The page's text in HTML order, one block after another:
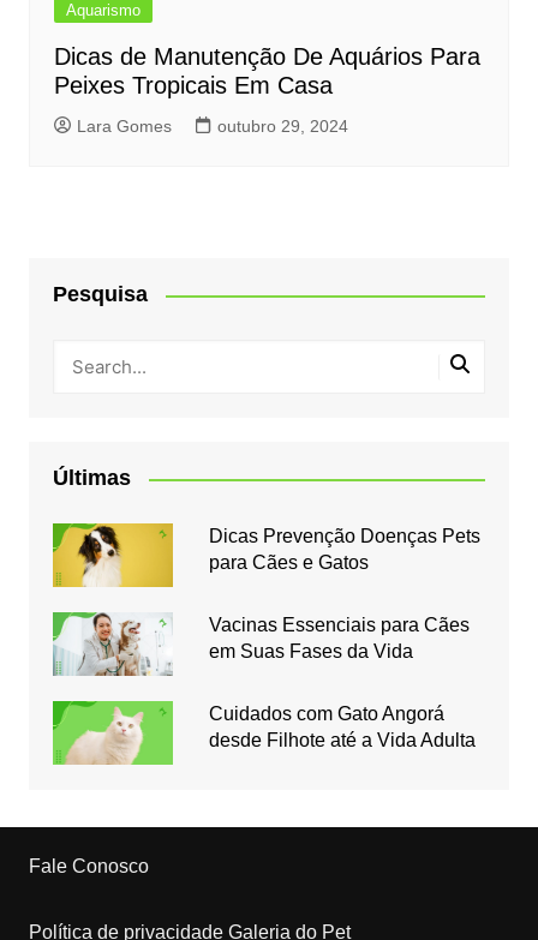
Aquarismo
Dicas de Manutenção De Aquários Para
Peixes Tropicais Em Casa
Lara Gomes outubro 29, 2024
Pesquisa
Últimas
Dicas Prevenção Doenças Pets
para Cães e Gatos
Vacinas Essenciais para Cães
em Suas Fases da Vida
Cuidados com Gato Angorá
desde Filhote até a Vida Adulta
Fale Conosco
Política de privacidade Galeria do Pet